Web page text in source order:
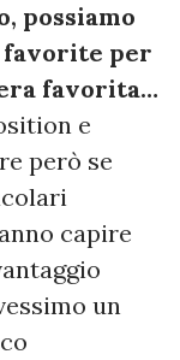
possiamo
favorite per
favorita…
e
però se
capire
un